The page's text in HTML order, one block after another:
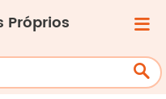
Próprios